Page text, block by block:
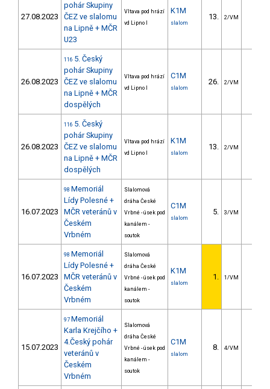
27.08.2023
pohár Skupiny
ČEZ ve slalomu
na Lipně + MČR
U23
Vltava pod hrází
vd Lipno I
K1M
slalom
13. 2/VM
26.08.2023
116 5. Český
pohár Skupiny
ČEZ ve slalomu
na Lipně + MČR
dospělých
Vltava pod hrází
vd Lipno I
C1M
slalom
26. 2/VM
26.08.2023
116 5. Český
pohár Skupiny
ČEZ ve slalomu
na Lipně + MČR
dospělých
Vltava pod hrází
vd Lipno I
K1M
slalom
13. 2/VM
16.07.2023
98 Memoriál
Lídy Polesné +
MČR veteránů v
Českém
Vrbném
Slalomová
dráha České
Vrbné - úsek pod
kanálem -
soutok
C1M
slalom
5. 3/VM
16.07.2023
98 Memoriál
Lídy Polesné +
MČR veteránů v
Českém
Vrbném
Slalomová
dráha České
Vrbné - úsek pod
kanálem -
soutok
K1M
slalom
1. 1/VM
15.07.2023
97 Memoriál
Karla Krejčího +
4.Český pohár
veteránů v
Českém
Vrbném
Slalomová
dráha České
Vrbné - úsek pod
kanálem -
soutok
C1M
slalom
8. 4/VM